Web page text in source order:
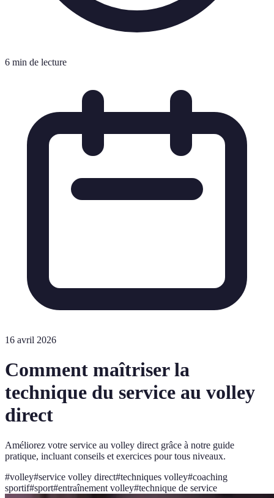
6 min de lecture
16 avril 2026
Comment maîtriser la
technique du service au volley
direct
Améliorez votre service au volley direct grâce à notre guide
pratique, incluant conseils et exercices pour tous niveaux.
#volley#service volley direct#techniques volley#coaching
sportif#sport#entraînement volley#technique de service